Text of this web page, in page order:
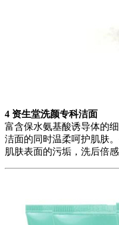
4 资生堂洗颜专科洁面
富含保水氨基酸诱导体的
洁面的同时温柔呵护肌肤
肌肤表面的污垢，洗后倍感